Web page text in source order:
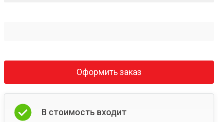
Оформить заказ
В стоимость входит